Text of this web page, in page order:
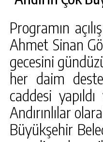
Programın
Ahmet Sinan
gecesini
her daim
caddesi
Andırınlılar
Büyükşehir